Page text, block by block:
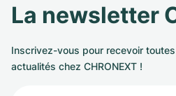
La newsletter
Inscrivez-vous pour recevoir
actualités chez CHRONEXT !